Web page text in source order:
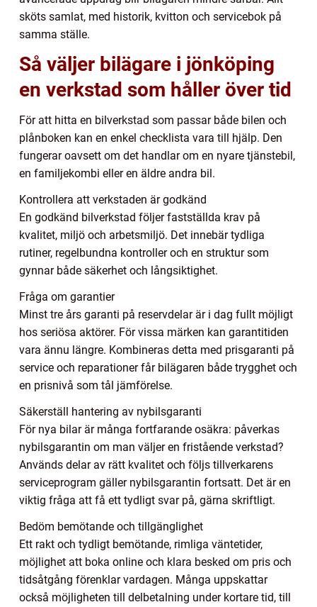
sköts samlat, med historik, kvitton och servicebok på
samma ställe.
Så väljer bilägare i jönköping
en verkstad som håller över tid
För att hitta en bilverkstad som passar både bilen och
plånboken kan en enkel checklista vara till hjälp. Den
fungerar oavsett om det handlar om en nyare tjänstebil,
en familjekombi eller en äldre andra bil.
Kontrollera att verkstaden är godkänd
En godkänd bilverkstad följer fastställda krav på
kvalitet, miljö och arbetsmiljö. Det innebär tydliga
rutiner, regelbundna kontroller och en struktur som
gynnar både säkerhet och långsiktighet.
Fråga om garantier
Minst tre års garanti på reservdelar är i dag fullt möjligt
hos seriösa aktörer. För vissa märken kan garantitiden
vara ännu längre. Kombineras detta med prisgaranti på
service och reparationer får bilägaren både trygghet och
en prisnivå som tål jämförelse.
Säkerställ hantering av nybilsgaranti
För nya bilar är många fortfarande osäkra: påverkas
nybilsgarantin om man väljer en fristående verkstad?
Används delar av rätt kvalitet och följs tillverkarens
serviceprogram gäller nybilsgarantin fortsatt. Det är en
viktig fråga att få ett tydligt svar på, gärna skriftligt.
Bedöm bemötande och tillgänglighet
Ett rakt och tydligt bemötande, rimliga väntetider,
möjlighet att boka online och klara besked om pris och
tidsåtgång förenklar vardagen. Många uppskattar
också möjligheten till delbetalning under kortare tid, till